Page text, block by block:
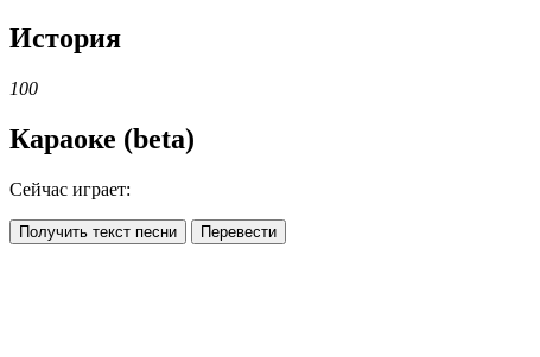
История
100
Караоке (beta)
Сейчас играет:
Получить текст песни Перевести